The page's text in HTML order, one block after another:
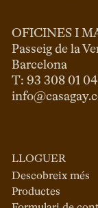
OFICINES I
Passeig de la
Barcelona
LLOGUER
Descobreix més
Productes